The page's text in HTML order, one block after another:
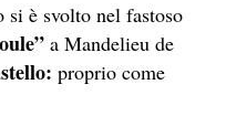
è svolto nel fastoso
a Mandelieu de
proprio come